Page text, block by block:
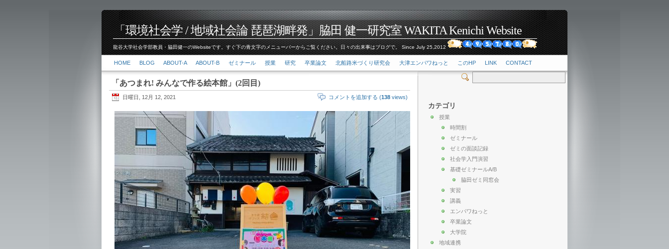
「環境社会学 / 地域社会論 琵琶湖畔発」脇田 健一研究室 WAKITA Kenichi Website
龍谷大学社会学部教員・脇田健一のWebsiteです。すぐ下の青文字のメニューバーからご覧ください。日々の出来事はブログで。 Since July 25,2012
HOME BLOG ABOUT-A ABOUT-B ゼミナール 授業 研究 卒業論文 北船路米づくり研究会 大津エンパワねっと このHP LINK CONTACT
「あつまれ! みんなで作る絵本館」(2回目)
日曜日, 12月 12, 2021 コメントを追加する (138 views)
カテゴリ
授業
時間割
ゼミナール
ゼミの面談記録
社会学入門演習
基礎ゼミナールA/B
脇田ゼミ同窓会
実習
講義
エンパワねっと
卒業論文
大学院
地域連携